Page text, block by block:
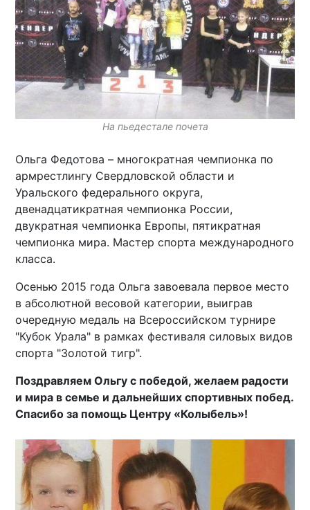
На пьедестале почета
Ольга Федотова – многократная чемпионка по
армрестлингу Свердловской области и
Уральского федерального округа,
двенадцатикратная чемпионка России,
двукратная чемпионка Европы, пятикратная
чемпионка мира. Мастер спорта международного
класса.
Осенью 2015 года Ольга завоевала первое место
в абсолютной весовой категории, выиграв
очередную медаль на Всероссийском турнире
"Кубок Урала" в рамках фестиваля силовых видов
спорта "Золотой тигр".
Поздравляем Ольгу с победой, желаем радости
и мира в семье и дальнейших спортивных побед.
Спасибо за помощь Центру «Колыбель»!